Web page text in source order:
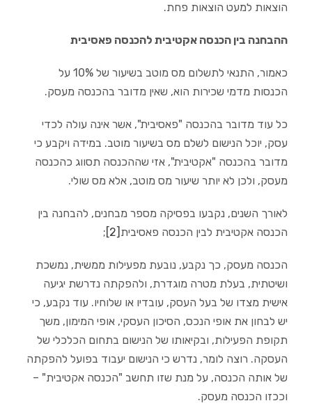
הוצאות למעט הוצאות פחת.
ההבחנה בין הכנסה אקטיבית להכנסה פאסיבית
כאמור, התנאי לתשלום מס מוטב בשיעור של 10% על
הכנסות מדמי שכירות הוא, שאין מדובר בהכנסה מעסק.
כל עוד מדובר בהכנסה "פאסיבית", אשר אינה עולה לכדי
עסק, יוכל הנישום לשלם מס בשיעור מוטב. במידה ויקבע כי
מדובר בהכנסה "אקטיבית", אזי שההכנסה תסווג כהכנסה
מעסק, ולכן לא יותר שיעור מס מוטב, אלא מס שולי.
לאורך השנים, נקבעו בפסיקה מספר מבחנים, להבחנה בין
הכנסה אקטיבית לבין הכנסה פאסיבית [2]
;
הכנסה מעסק, כך נקבע, נובעת מפעילות ממשית, נמשכת
ושיטתית, בעלת מטרה מוגדרת, ולהפקתה נדרשת יגיעה
אישית מצדו של בעל העסק, עובדיו או שלוחיו. עוד נקבע, כי
יש לבחון את אופי הנכס, הסיכון העסקי, אופי המימון, משך
תקופת הפעילות, ובקיאותו של הנישום בתחום הכלכלי של
העסקה. רוצה לומר, נדרש כי הנישום יעבוד בפועל להפקתה
של אותה הכנסה, על מנת שזו תחשב "הכנסה אקטיבית" –
וככזו הכנסה מעסק.